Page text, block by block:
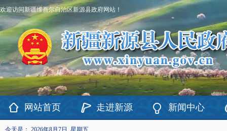
欢迎访问新疆维吾尔自治区新源县政府网站！
网站首页 走进新源 新闻中心
今天是： 2026年8月7日 星期五